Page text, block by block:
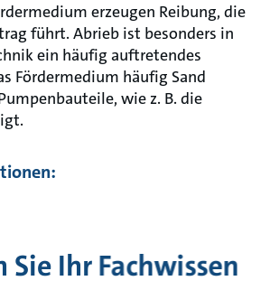
erzeugen Reibung, die
führt. Abrieb ist besonders in
ein häufig auftretendes
Fördermedium häufig Sand
wie z. B. die
Sie Ihr Fachwissen